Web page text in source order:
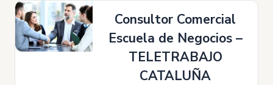
Consultor Comercial
Escuela de Negocios –
TELETRABAJO
CATALUÑA